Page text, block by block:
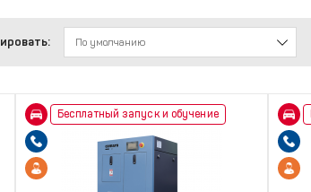
По умолчанию
Бесплатный запуск и обучение